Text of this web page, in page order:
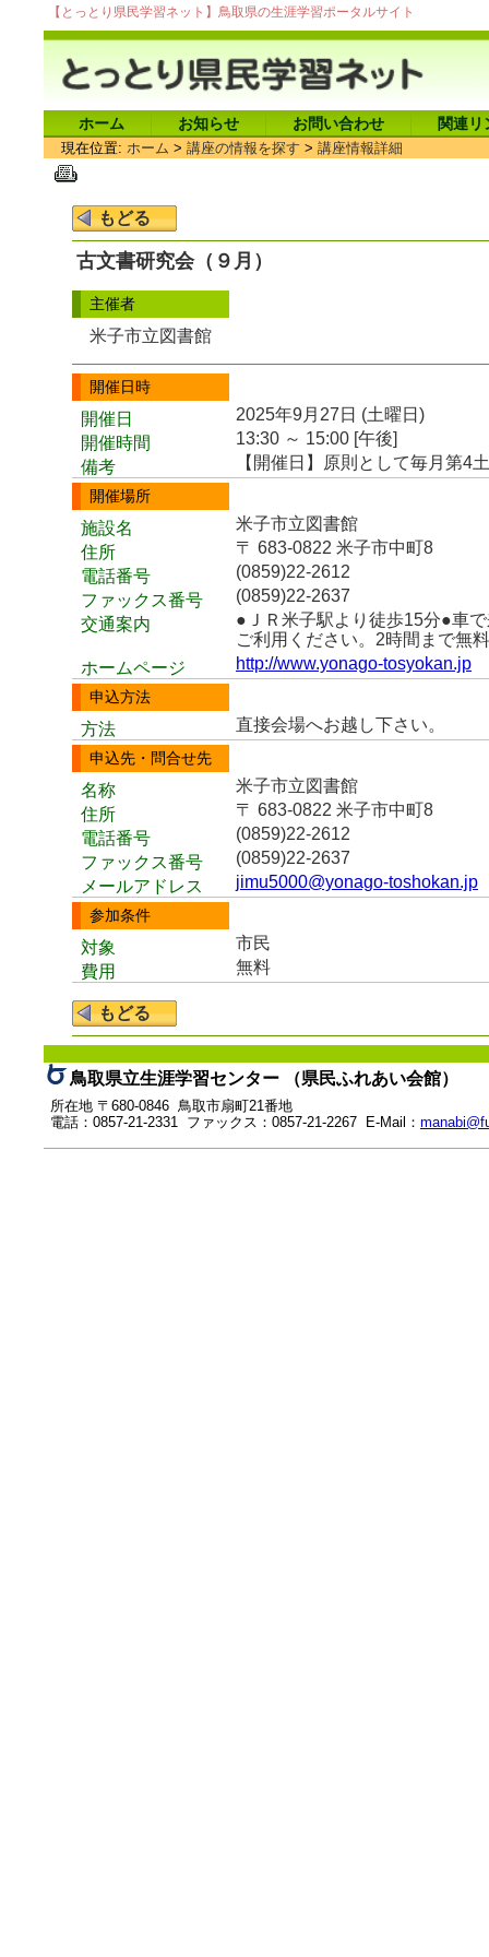
【とっとり県民学習ネット】鳥取県の生涯学習ポータルサイト
ホーム お知らせ お問い合わせ 関連リ
現在位置: ホーム > 講座の情報を探す > 講座情報詳細
古文書研究会（９月）
主催者
米子市立図書館
開催日時
開催日
2025年9月27日 (土曜日)
開催時間
13:30 ～ 15:00 [午後]
備考
【開催日】原則として毎月第4
開催場所
施設名
米子市立図書館
住所
〒 683-0822 米子市中町8
電話番号
(0859)22-2612
ファックス番号
(0859)22-2637
交通案内
●ＪＲ米子駅より徒歩15分●車
ご利用ください。2時間まで無
ホームページ
http://www.yonago-tosyokan.jp
申込方法
方法 直接会場へお越し下さい。
申込先・問合せ先
名称
米子市立図書館
住所
〒 683-0822 米子市中町8
電話番号
(0859)22-2612
ファックス番号
(0859)22-2637
メールアドレス
jimu5000@yonago-toshokan.jp
参加条件
対象
市民
費用
無料
鳥取県立生涯学習センター （県民ふれあい会館）
所在地 〒680-0846 鳥取市扇町21番地
電話：0857-21-2331 ファックス：0857-21-2267 E-Mail：